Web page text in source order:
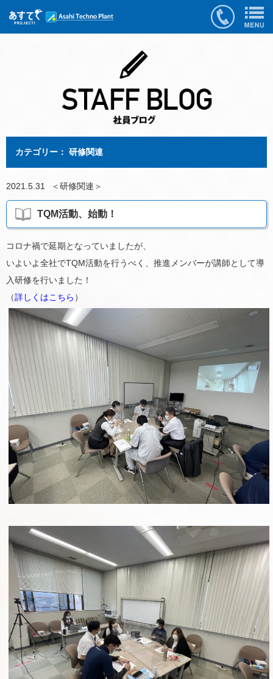
カテゴリー： 研修関連
2021.5.31 ＜研修関連 ＞
TQM活動、始動！
コロナ禍で延期となっていましたが、
いよいよ全社でTQM活動を行うべく、推進メンバーが講師として導
入研修を行いました！
（詳しくはこちら ）